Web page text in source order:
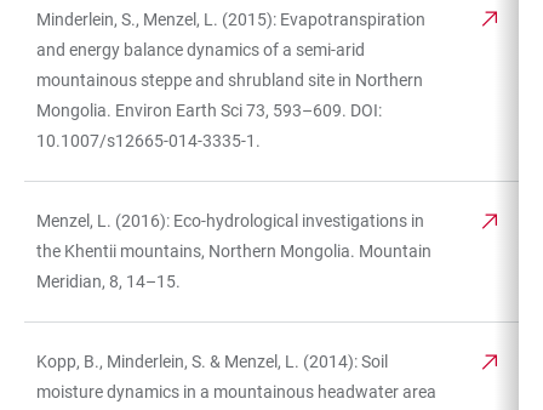
Minderlein, S., Menzel, L. (2015): Evapotranspiration
and energy balance dynamics of a semi-arid
mountainous steppe and shrubland site in Northern
Mongolia. Environ Earth Sci 73, 593–609. DOI:
10.1007/s12665-014-3335-1.
Menzel, L. (2016): Eco-hydrological investigations in
the Khentii mountains, Northern Mongolia. Mountain
Meridian, 8, 14–15.
Kopp, B., Minderlein, S. & Menzel, L. (2014): Soil
moisture dynamics in a mountainous headwater area